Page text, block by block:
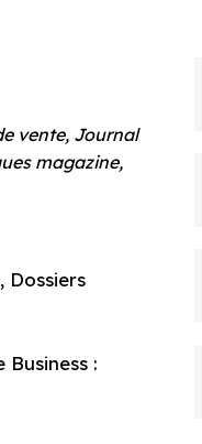
vente, Journal
magazine,
Dossiers
: